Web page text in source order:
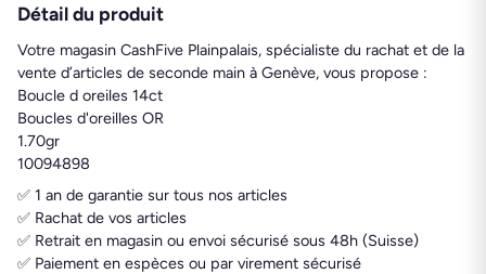
Détail du produit
Votre magasin CashFive Plainpalais, spécialiste du rachat et de la
vente d’articles de seconde main à Genève, vous propose :
Boucle d oreiles 14ct
Boucles d'oreilles OR
1.70gr
10094898
✅ 1 an de garantie sur tous nos articles
✅ Rachat de vos articles
✅ Retrait en magasin ou envoi sécurisé sous 48h (Suisse)
✅ Paiement en espèces ou par virement sécurisé